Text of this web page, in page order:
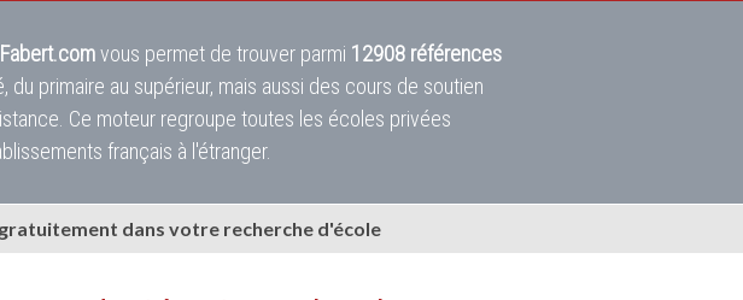
Fabert.comvous permet de trouver parmi 12908 références
du primaire au supérieur, mais aussi des cours de soutien
Ce moteur regroupe toutes les écoles privées
français à l'étranger.
dans votre recherche d'école